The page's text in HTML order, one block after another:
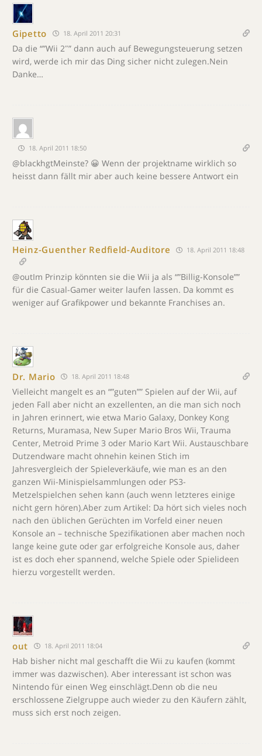
Gipetto 18. April 2011 20:31
Da die “”Wii 2″” dann auch auf Bewegungsteuerung setzen
wird, werde ich mir das Ding sicher nicht zulegen.Nein
Danke…
18. April 2011 18:50
@blackhgtMeinste? 😀 Wenn der projektname wirklich so
heisst dann fällt mir aber auch keine bessere Antwort ein
Heinz-Guenther Redfield-Auditore 18. April 2011 18:48
@outIm Prinzip könnten sie die Wii ja als “”Billig-Konsole””
für die Casual-Gamer weiter laufen lassen. Da kommt es
weniger auf Grafikpower und bekannte Franchises an.
Dr. Mario 18. April 2011 18:48
Vielleicht mangelt es an “”guten”” Spielen auf der Wii, auf
jeden Fall aber nicht an exzellenten, an die man sich noch
in Jahren erinnert, wie etwa Mario Galaxy, Donkey Kong
Returns, Muramasa, New Super Mario Bros Wii, Trauma
Center, Metroid Prime 3 oder Mario Kart Wii. Austauschbare
Dutzendware macht ohnehin keinen Stich im
Jahresvergleich der Spieleverkäufe, wie man es an den
ganzen Wii-Minispielsammlungen oder PS3-
Metzelspielchen sehen kann (auch wenn letzteres einige
nicht gern hören).Aber zum Artikel: Da hört sich vieles noch
nach den üblichen Gerüchten im Vorfeld einer neuen
Konsole an – technische Spezifikationen aber machen noch
lange keine gute oder gar erfolgreiche Konsole aus, daher
ist es doch eher spannend, welche Spiele oder Spielideen
hierzu vorgestellt werden.
out 18. April 2011 18:04
Hab bisher nicht mal geschafft die Wii zu kaufen (kommt
immer was dazwischen). Aber interessant ist schon was
Nintendo für einen Weg einschlägt.Denn ob die neu
erschlossene Zielgruppe auch wieder zu den Käufern zählt,
muss sich erst noch zeigen.